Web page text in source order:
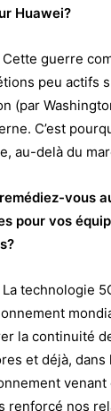
Huawei?
Cette guerre
peu actifs
(par
C’est
au-delà du
vous
pour vos
La technologie
la continuité
et déjà,
renforcé nos